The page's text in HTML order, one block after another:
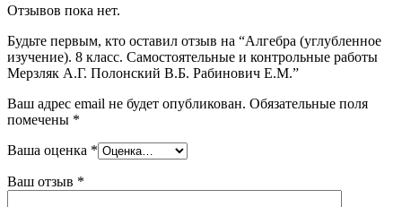
Отзывов пока нет.
Будьте первым, кто оставил отзыв на “Алгебра (углубленное
изучение). 8 класс. Самостоятельные и контрольные работы
Мерзляк А.Г. Полонский В.Б. Рабинович Е.М.”
Ваш адрес email не будет опубликован. Обязательные поля
помечены *
Ваша оценка *
Ваш отзыв *